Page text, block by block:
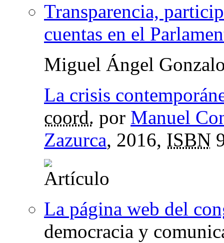
Transparencia,
cuentas en el
Miguel Ángel
La crisis
coord. por Manuel
Zazurca, 2016, ISBN
La página web del
democracia y